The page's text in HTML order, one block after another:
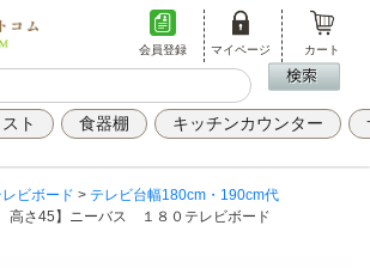
会員登録 マイページ カート
ト 食器棚 キッチンカウンター
ビボード
テレビ台幅180cm・190cm代
さ45】ニーバス １８０テレビボード